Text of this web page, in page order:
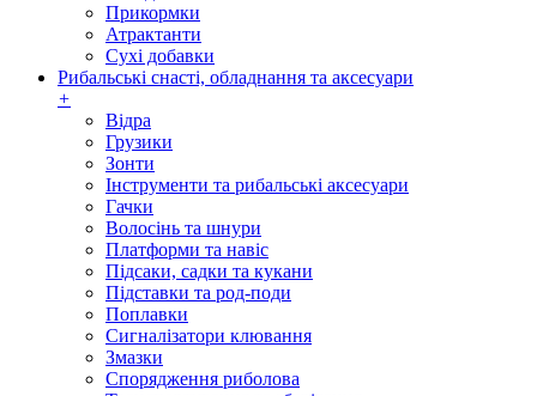
Прикормки
Атрактанти
Сухі добавки
Рибальські снасті, обладнання та аксесуари
+
Відра
Грузики
Зонти
Інструменти та рибальські аксесуари
Гачки
Волосінь та шнури
Платформи та навіс
Підсаки, садки та кукани
Підставки та род-поди
Поплавки
Сигналізатори клювання
Змазки
Спорядження риболова